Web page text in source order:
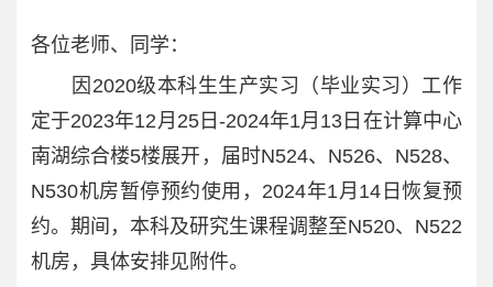
各位老师、同学：
因2020级本科生生产实习（毕业实习）工作
定于2023年12月25日-2024年1月13日在计算中心
南湖综合楼5楼展开，届时N524、N526、N528、
N530机房暂停预约使用，2024年1月14日恢复预
约。期间，本科及研究生课程调整至N520、N522
机房，具体安排见附件。